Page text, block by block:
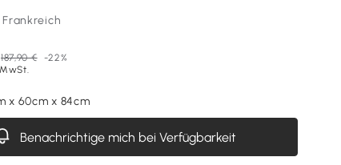
Frankreich
187,90 €
-22%
x 60cm x 84cm
Benachrichtige mich bei Verfügbarkeit